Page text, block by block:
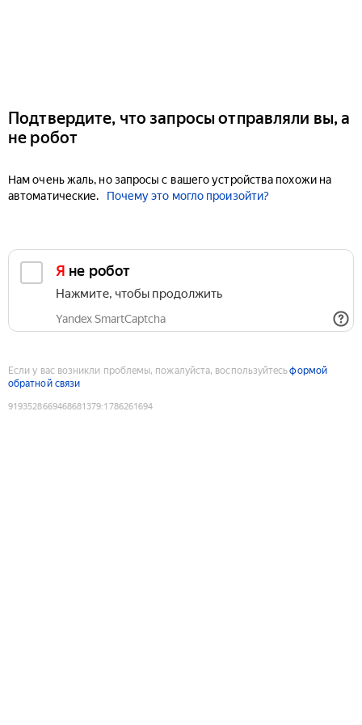
Подтвердите, что запросы отправляли вы, а
не робот
Нам очень жаль, но запросы с вашего устройства похожи на
автоматические.
Почему это могло произойти?
Я не робот
Нажмите, чтобы продолжить
Yandex SmartCaptcha
Если у вас возникли проблемы, пожалуйста, воспользуйтесьформой
обратной связи
9193528669468681379:1786261694